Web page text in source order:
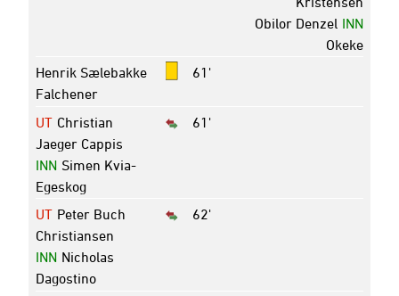
INN
Obilor Denzel
Okeke
61'
Henrik Sælebakke
Falchener
61'
UT Christian
Jaeger Cappis
INN Simen Kvia-
Egeskog
62'
UT Peter Buch
Christiansen
INN Nicholas
Dagostino